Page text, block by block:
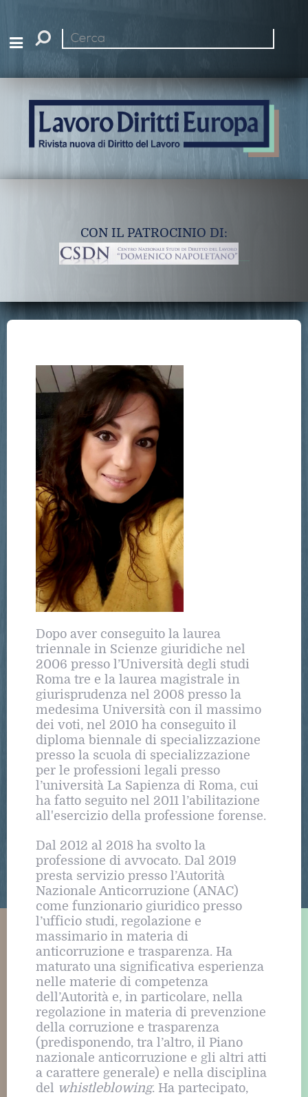
Cerca
CON IL PATROCINIO DI:
Dopo aver conseguito la laurea
triennale in Scienze giuridiche nel
2006 presso l’Università degli studi
Roma tre e la laurea magistrale in
giurisprudenza nel 2008 presso la
medesima Università con il massimo
dei voti, nel 2010 ha conseguito il
diploma biennale di specializzazione
presso la scuola di specializzazione
per le professioni legali presso
l’università La Sapienza di Roma, cui
ha fatto seguito nel 2011 l’abilitazione
all'esercizio della professione forense.
Dal 2012 al 2018 ha svolto la
professione di avvocato. Dal 2019
presta servizio presso l’Autorità
Nazionale Anticorruzione (ANAC)
come funzionario giuridico presso
l’ufficio studi, regolazione e
massimario in materia di
anticorruzione e trasparenza. Ha
maturato una significativa esperienza
nelle materie di competenza
dell’Autorità e, in particolare, nella
regolazione in materia di prevenzione
della corruzione e trasparenza
(predisponendo, tra l’altro, il Piano
nazionale anticorruzione e gli altri atti
a carattere generale) e nella disciplina
del whistleblowing. Ha partecipato,